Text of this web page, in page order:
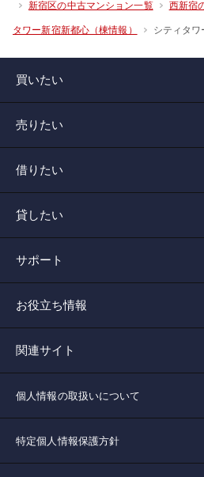
新宿区の中古マンション一覧 西新宿
タワー新宿新都心（棟情報） シティタ
買いたい
売りたい
借りたい
貸したい
サポート
お役立ち情報
関連サイト
個人情報の取扱いについて
特定個人情報保護方針